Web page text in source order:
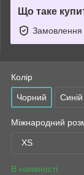
Що таке
Замовлення
Колір
Чорний Синій
Міжнародний
XS
В наявності